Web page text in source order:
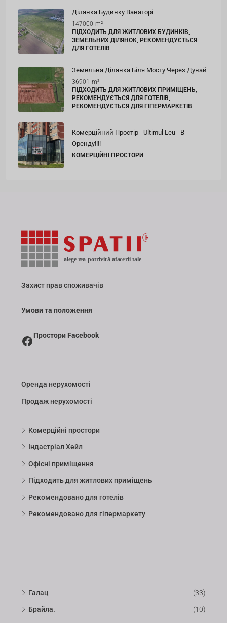
Ділянка Будинку Ванаторі
147000 m²
ПІДХОДИТЬ ДЛЯ ЖИТЛОВИХ БУДИНКІВ,
ЗЕМЕЛЬНИХ ДІЛЯНОК, РЕКОМЕНДУЄТЬСЯ
ДЛЯ ГОТЕЛІВ
Земельна Ділянка Біля Мосту Через Дунай
36901 m²
ПІДХОДИТЬ ДЛЯ ЖИТЛОВИХ ПРИМІЩЕНЬ,
РЕКОМЕНДУЄТЬСЯ ДЛЯ ГОТЕЛІВ,
РЕКОМЕНДУЄТЬСЯ ДЛЯ ГІПЕРМАРКЕТІВ
Комерційний Простір - Ultimul Leu - В
Оренду!!!!
КОМЕРЦІЙНІ ПРОСТОРИ
Захист прав споживачів
Умови та положення
Простори Facebook
Оренда нерухомості
Продаж нерухомості
Комерційні простори
Індастріал Хейл
Офісні приміщення
Підходить для житлових приміщень
Рекомендовано для готелів
Рекомендовано для гіпермаркету
Галац (33)
Брайла. (10)